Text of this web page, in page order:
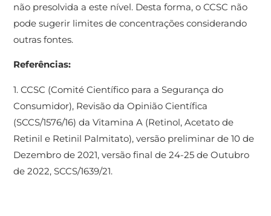
não presolvida a este nível. Desta forma, o CCSC não
pode sugerir limites de concentrações considerando
outras fontes.
Referências:
1. CCSC (Comité Científico para a Segurança do
Consumidor), Revisão da Opinião Científica
(SCCS/1576/16) da Vitamina A (Retinol, Acetato de
Retinil e Retinil Palmitato), versão preliminar de 10 de
Dezembro de 2021, versão final de 24-25 de Outubro
de 2022, SCCS/1639/21.